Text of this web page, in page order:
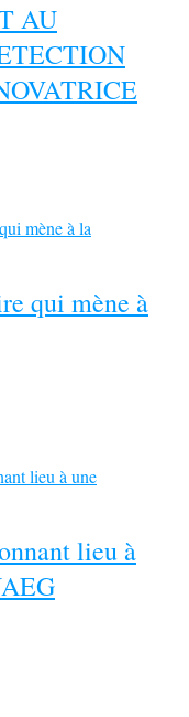
AU
qui mène à
lieu à